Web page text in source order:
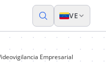
VE
Empresarial